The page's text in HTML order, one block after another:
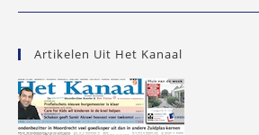
Artikelen Uit Het Kanaal